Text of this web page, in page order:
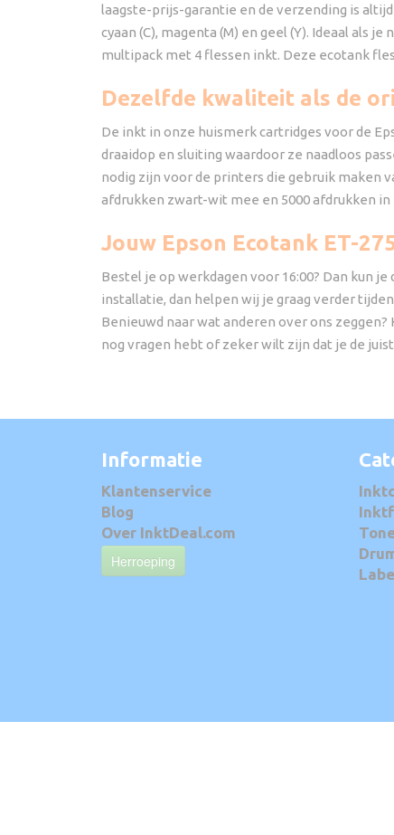
laagste-prijs-garantie en de verzending is
cyaan (C), magenta (M) en geel (Y). Ideaal als
multipack met 4 flessen inkt. Deze ecotank
Dezelfde kwaliteit als de
De inkt in onze huismerk cartridges voor de
draaidop en sluiting waardoor ze naadloos
nodig zijn voor de printers die gebruik maken
afdrukken zwart-wit mee en 5000 afdrukken in
Jouw Epson Ecotank ET-
Bestel je op werkdagen voor 16:00? Dan kun
installatie, dan helpen wij je graag verder
Benieuwd naar wat anderen over ons
nog vragen hebt of zeker wilt zijn dat je de
Informatie
Klantenservice
Blog
Over InktDeal.com
Herroeping